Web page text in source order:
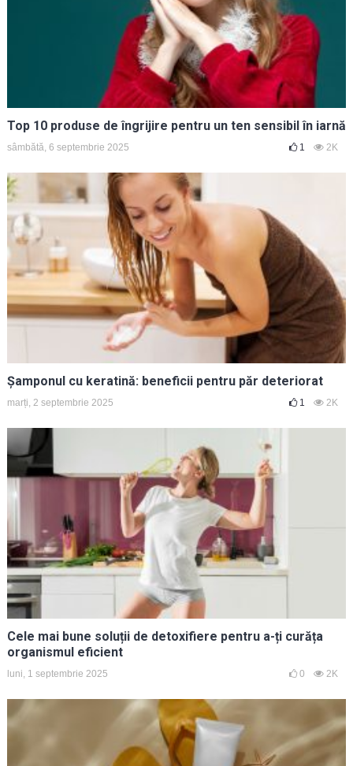
Top 10 produse de îngrijire pentru un ten sensibil în iarnă
sâmbătă, 6 septembrie 2025 1 2K
Șamponul cu keratină: beneficii pentru păr deteriorat
marți, 2 septembrie 2025 1 2K
Cele mai bune soluții de detoxifiere pentru a-ți curăța
organismul eficient
luni, 1 septembrie 2025 0 2K